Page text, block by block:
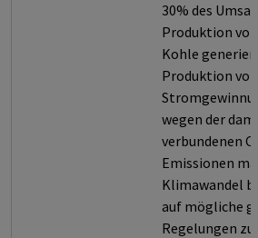
30% des
Produktion
Kohle generiert.
Produktion von
wegen der damit
verbundenen
Emissionen
Klimawandel
auf mögliche
Regelungen